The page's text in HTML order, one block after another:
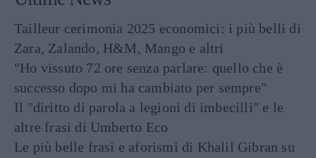
Tailleur cerimonia 2025 economici: i più belli di
Zara, Zalando, H&M, Mango e altri
"Ho vissuto 72 ore senza parlare: quello che è
successo dopo mi ha cambiato per sempre"
Il "diritto di parola a legioni di imbecilli" e le
altre frasi di Umberto Eco
Le più belle frasi e aforismi di Khalil Gibran su